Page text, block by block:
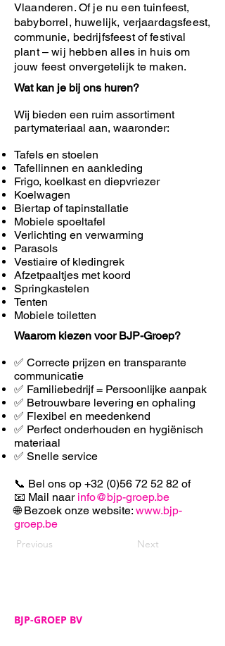
Vlaanderen. Of je nu een tuinfeest,
babyborrel, huwelijk, verjaardagsfeest,
communie, bedrijfsfeest of festival
plant – wij hebben alles in huis om
jouw feest onvergetelijk te maken.
Wat kan je bij ons huren?
Wij bieden een ruim assortiment
partymateriaal aan, waaronder:
Tafels en stoelen
Tafellinnen en aankleding
Frigo, koelkast en diepvriezer
Koelwagen
Biertap of tapinstallatie
Mobiele spoeltafel
Verlichting en verwarming
Parasols
Vestiaire of kledingrek
Afzetpaaltjes met koord
Springkastelen
Tenten
Mobiele toiletten
Waarom kiezen voor BJP-Groep?
✅ Correcte prijzen en transparante
communicatie
✅ Familiebedrijf = Persoonlijke aanpak
✅ Betrouwbare levering en ophaling
✅ Flexibel en meedenkend
✅ Perfect onderhouden en hygiënisch
materiaal
✅ Snelle service
📞 Bel ons op +32 (0)56 72 52 82 of
📧 Mail naar info@bjp-groep.be
🌐 Bezoek onze website: www.bjp-
groep.be
Previous Next
BJP-GROEP BV